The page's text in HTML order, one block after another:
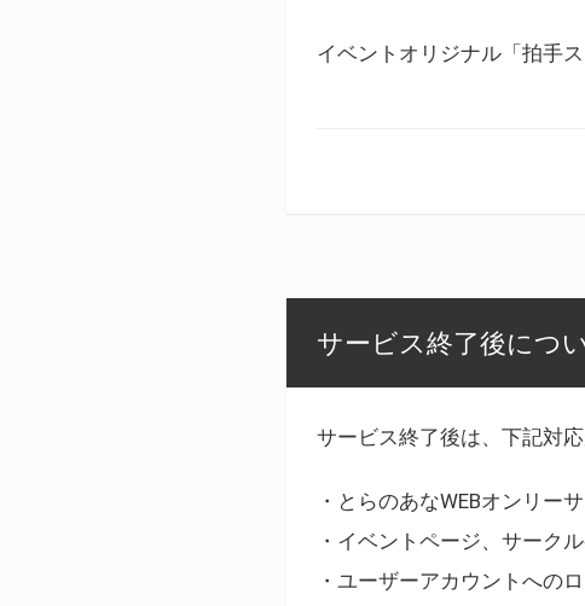
イベントオリジナル「拍手
サービス終了後につ
サービス終了後は、下記対
・とらのあなWEBオンリー
・イベントページ、サーク
・ユーザーアカウントへの